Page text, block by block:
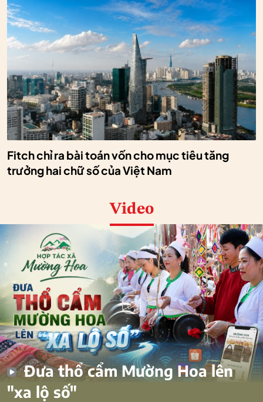
Fitch chỉ ra bài toán vốn cho mục tiêu tăng
trưởng hai chữ số của Việt Nam
Video
Đưa thổ cẩm Mường Hoa lên
"xa lộ số"